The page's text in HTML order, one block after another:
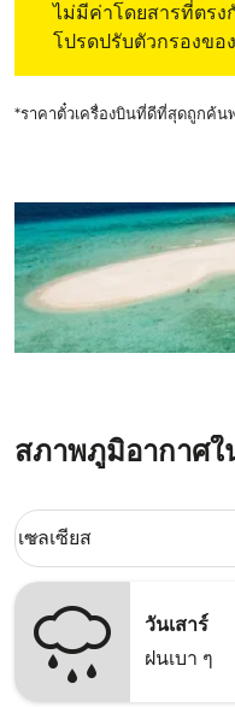
ไม่มีค่าโดยสารที่ตร
โปรดปรับตัวกรองข
*ราคาตั๋วเครื่องบินที่ดีที่สุดถูกค้
สภาพภูมิอากาศ
Weather unit option เซล
เซลเซียส
keyboard_arrow_down
วันเสาร์
ฝนเบา ๆ